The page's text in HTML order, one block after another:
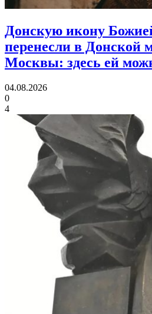
Донскую икону
перенесли в Донской
Москвы: здесь ей
04.08.2026
0
4